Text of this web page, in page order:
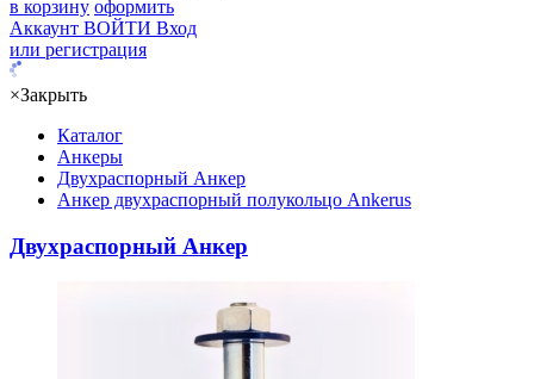
в корзину оформить
Аккаунт ВОЙТИ Вход
или регистрация
×Закрыть
Каталог
Анкеры
Двухраспорный Анкер
Анкер двухраспорный полукольцо Ankerus
Двухраспорный Анкер